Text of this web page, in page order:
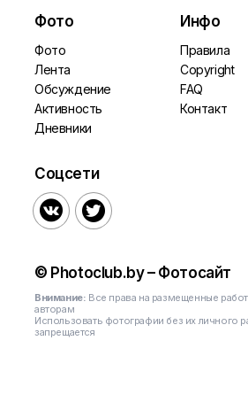
Фото
Фото
Лента
Обсуждение
Активность
Дневники
Инфо
Правила
Copyright
FAQ
Контакт
Соцсети
 
© Photoclub.by – Фотосайт
Внимание: Все права на размещенные
авторам
Использовать фотографии без их личного
запрещается